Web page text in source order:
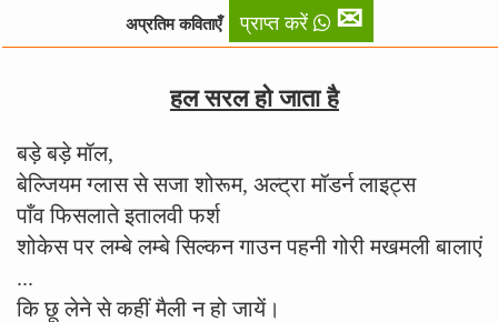
अप्रतिम कविताएँ प्राप्त करें ✉
हल सरल हो जाता है
बड़े बड़े मॉल,
बेल्जियम ग्लास से सजा शोरूम, अल्ट्रा मॉडर्न लाइट्स
पाँव फिसलाते इतालवी फर्श
शोकेस पर लम्बे लम्बे सिल्कन गाउन पहनी गोरी मखमली बालाएं
...
कि छू लेने से कहीं मैली न हो जायें।